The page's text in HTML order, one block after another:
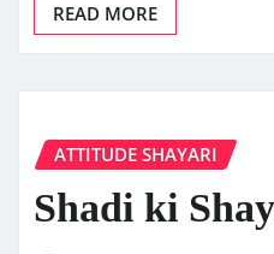
READ MORE
ATTITUDE SHAYARI
Shadi ki